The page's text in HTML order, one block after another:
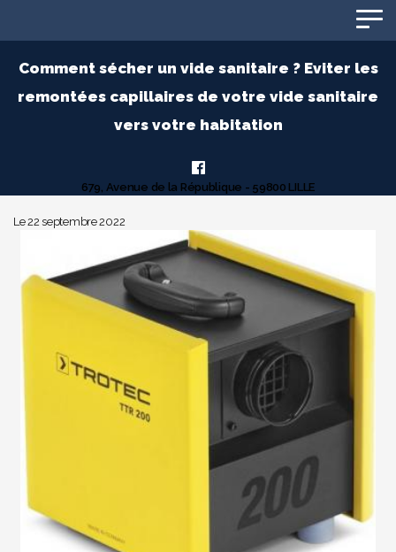
Comment sécher un vide sanitaire ? Eviter les
remontées capillaires de votre vide sanitaire
vers votre habitation
679, Avenue de la République - 59800 LILLE
Le 22 septembre 2022